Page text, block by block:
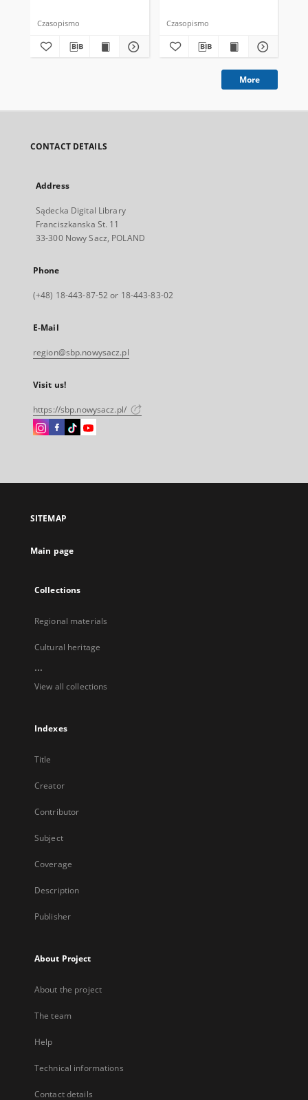
Czasopismo Czasopismo
More
CONTACT DETAILS
Address
Sądecka Digital Library
Franciszkanska St. 11
33-300 Nowy Sacz, POLAND
Phone
(+48) 18-443-87-52 or 18-443-83-02
E-Mail
region@sbp.nowysacz.pl
Visit us!
https://sbp.nowysacz.pl/
Instagram
open
new
Facebook
open
new
Instagram
open
new
Instagram
open
SITEMAP
Main page
Collections
Regional materials
Cultural heritage
...
View all collections
Indexes
Title
Creator
Contributor
Subject
Coverage
Description
Publisher
About Project
About the project
The team
Help
Technical informations
Contact details